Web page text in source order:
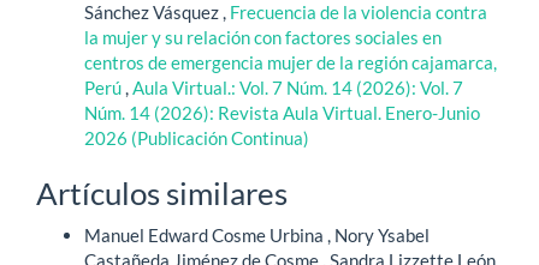
Sánchez Vásquez , Frecuencia de la violencia contra
la mujer y su relación con factores sociales en
centros de emergencia mujer de la región cajamarca,
Perú,Aula Virtual.: Vol. 7 Núm. 14 (2026): Vol. 7
Núm. 14 (2026): Revista Aula Virtual. Enero-Junio
2026 (Publicación Continua)
Artículos similares
Manuel Edward Cosme Urbina , Nory Ysabel
Castañeda Jiménez de Cosme , Sandra Lizzette León